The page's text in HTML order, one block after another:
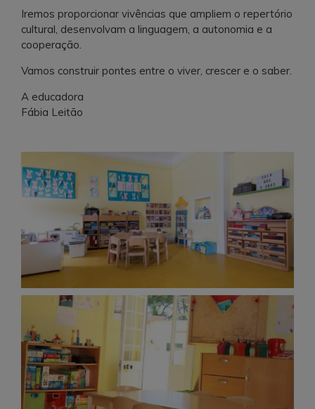
Iremos proporcionar vivências que ampliem o repertório
cultural, desenvolvam a linguagem, a autonomia e a
cooperação.
Vamos construir pontes entre o viver, crescer e o saber.
A educadora
Fábia Leitão